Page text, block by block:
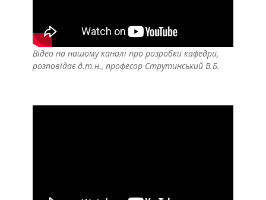
Відео на нашому каналі про розробки кафедри,
розповідає д.т.н., професор Струтинський В.Б.